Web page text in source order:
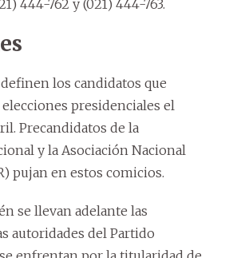
444-762 y (021) 444-763.
los candidatos que
presidenciales el
Precandidatos de la
y la Asociación Nacional
pujan en estos comicios.
se llevan adelante las
autoridades del Partido